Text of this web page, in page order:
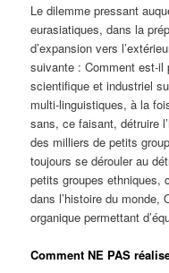
Le dilemme pressant
eurasiatiques, dans la
d’expansion vers
suivante : Comment est-il
scientifique et industriel
multi-linguistiques, à la
sans, ce faisant, détruire
des milliers de petits
toujours se dérouler au
petits groupes ethniques,
dans l’histoire du monde,
organique permettant
Comment NE PAS